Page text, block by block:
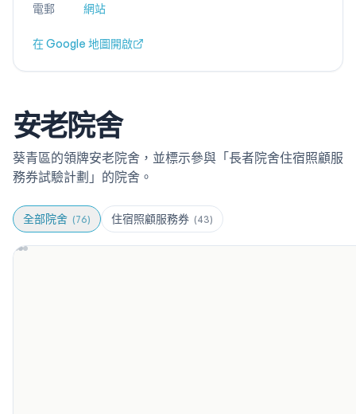
電郵
網站
在 Google 地圖開啟
安老院舍
葵青區的領牌安老院舍，並標示參與「長者院舍住宿照顧服
務券試驗計劃」的院舍。
全部院舍 (76) 住宿照顧服務券 (43)